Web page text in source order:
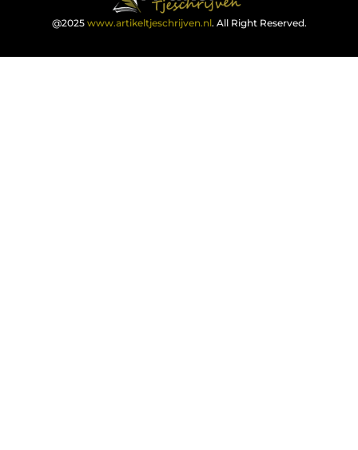
@2025 www.artikeltjeschrijven.nl. All Right Reserved.